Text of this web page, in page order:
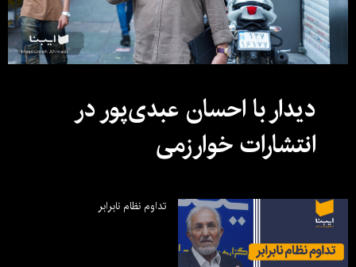
دیدار با احسان عبدی‌پور در
انتشارات خوارزمی
تداوم نظام نابرابر